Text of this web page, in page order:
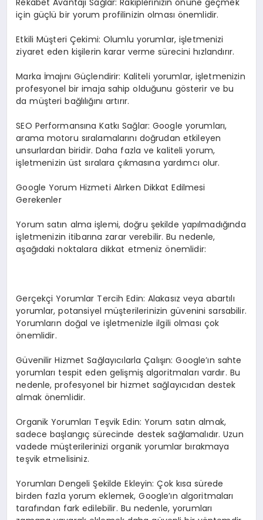
Rekabet Avantajı Sağlar: Rakiplerinizin önüne geçmek
için güçlü bir yorum profilinizin olması önemlidir.
Etkili Müşteri Çekimi: Olumlu yorumlar, işletmenizi
ziyaret eden kişilerin karar verme sürecini hızlandırır.
Marka İmajını Güçlendirir: Kaliteli yorumlar, işletmenizin
profesyonel bir imaja sahip olduğunu gösterir ve bu
da müşteri bağlılığını artırır.
SEO Performansına Katkı Sağlar: Google yorumları,
arama motoru sıralamalarını doğrudan etkileyen
unsurlardan biridir. Daha fazla ve kaliteli yorum,
işletmenizin üst sıralara çıkmasına yardımcı olur.
Google Yorum Hizmeti Alırken Dikkat Edilmesi
Gerekenler
Yorum satın alma işlemi, doğru şekilde yapılmadığında
işletmenizin itibarına zarar verebilir. Bu nedenle,
aşağıdaki noktalara dikkat etmeniz önemlidir:
Gerçekçi Yorumlar Tercih Edin: Alakasız veya abartılı
yorumlar, potansiyel müşterilerinizin güvenini sarsabilir.
Yorumların doğal ve işletmenizle ilgili olması çok
önemlidir.
Güvenilir Hizmet Sağlayıcılarla Çalışın: Google’ın sahte
yorumları tespit eden gelişmiş algoritmaları vardır. Bu
nedenle, profesyonel bir hizmet sağlayıcıdan destek
almak önemlidir.
Organik Yorumları Teşvik Edin: Yorum satın almak,
sadece başlangıç sürecinde destek sağlamalıdır. Uzun
vadede müşterilerinizi organik yorumlar bırakmaya
teşvik etmelisiniz.
Yorumları Dengeli Şekilde Ekleyin: Çok kısa sürede
birden fazla yorum eklemek, Google’ın algoritmaları
tarafından fark edilebilir. Bu nedenle, yorumları